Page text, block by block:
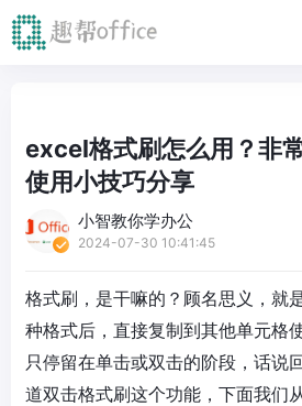
excel格式刷怎么用？非
使用小技巧分享
小智教你学办公
2024-07-30 10:41:45
格式刷，是干嘛的？顾名思义，就
种格式后，直接复制到其他单元格
只停留在单击或双击的阶段，话说
道双击格式刷这个功能，下面我们